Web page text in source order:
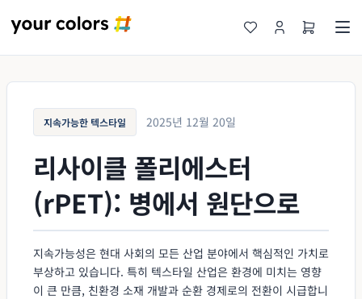
지속가능한 텍스타일 2025년 12월 20일
리사이클 폴리에스터
(rPET): 병에서 원단으로
지속가능성은 현대 사회의 모든 산업 분야에서 핵심적인 가치로
부상하고 있습니다. 특히 텍스타일 산업은 환경에 미치는 영향
이 큰 만큼, 친환경 소재 개발과 순환 경제로의 전환이 시급합니